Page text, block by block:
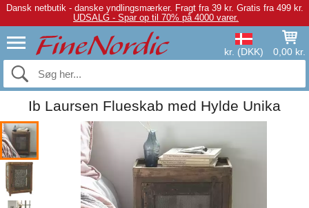
Dansk netbutik - danske yndlingsmærker. Fragt fra 39 kr. Gratis fra 499 kr.
UDSALG - Spar op til 70% på 4000 varer.
kr. (DKK) 0,00 kr.
Ib Laursen Flueskab med Hylde Unika